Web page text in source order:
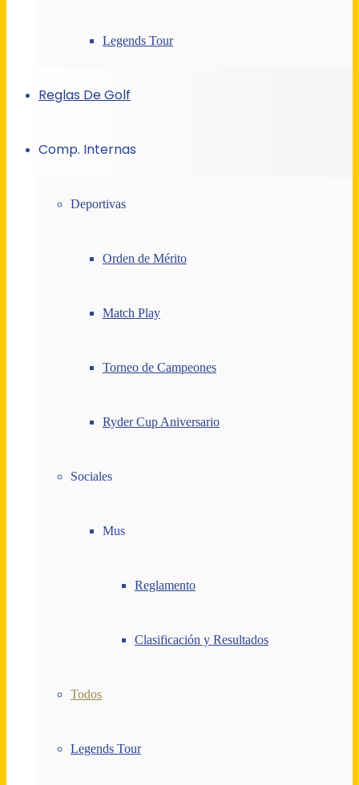
Legends Tour
Reglas De Golf
Comp. Internas
Deportivas
Orden de Mérito
Match Play
Torneo de Campeones
Ryder Cup Aniversario
Sociales
Mus
Reglamento
Clasificación y Resultados
Todos
Legends Tour